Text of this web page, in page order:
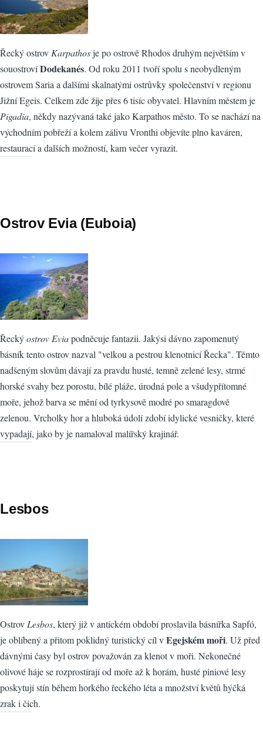
Řecký ostrov Karpathosje po ostrově Rhodos druhým největším v
souostrovíDodekanés. Od roku 2011 tvoří spolu s neobydleným
ostrovem Saria a dalšími skalnatými ostrůvky společenství v regionu
Jižní Egeis. Celkem zde žije přes 6 tisíc obyvatel. Hlavním městem je
Pigadia, někdy nazývaná také jako Karpathos město. To se nachází na
východním pobřeží a kolem zálivu Vronthi objevíte plno kaváren,
restaurací a dalších možností, kam večer vyrazit.
Ostrov Evia (Euboia)
Řeckýostrov Eviapodněcuje fantazii. Jakýsi dávno zapomenutý
básník tento ostrov nazval "velkou a pestrou klenotnicí Řecka". Těmto
nadšeným slovům dávají za pravdu husté, temně zelené lesy, strmé
horské svahy bez porostu, bílé pláže, úrodná pole a všudypřítomné
moře, jehož barva se mění od tyrkysově modré po smaragdově
zelenou. Vrcholky hor a hluboká údolí zdobí idylické vesničky, které
vypadají, jako by je namaloval malířský krajinář.
Lesbos
Ostrov Lesbos, který již v antickém období proslavila básnířka Sapfó,
je oblíbený a přitom poklidný turistický cíl vEgejském moři. Už před
dávnými časy byl ostrov považován za klenot v moři. Nekonečné
olivové háje se rozprostírají od moře až k horám, husté piniové lesy
poskytují stín během horkého řeckého léta a množství květů hýčká
zrak i čich.